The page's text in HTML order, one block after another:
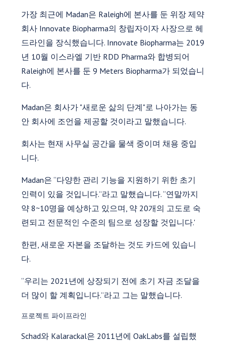
가장 최근에 Madan은 Raleigh에 본사를 둔 위장 제약
회사 Innovate Biopharma의 창립자이자 사장으로 헤
드라인을 장식했습니다. Innovate Biopharma는 2019
년 10월 이스라엘 기반 RDD Pharma와 합병되어
Raleigh에 본사를 둔 9 Meters Biopharma가 되었습니
다.
Madan은 회사가 "새로운 삶의 단계"로 나아가는 동
안 회사에 조언을 제공할 것이라고 말했습니다.
회사는 현재 사무실 공간을 물색 중이며 채용 중입
니다.
Madan은 “다양한 관리 기능을 지원하기 위한 초기
인력이 있을 것입니다.”라고 말했습니다. “연말까지
약 8~10명을 예상하고 있으며, 약 20개의 고도로 숙
련되고 전문적인 수준의 팀으로 성장할 것입니다.'
한편, 새로운 자본을 조달하는 것도 카드에 있습니
다.
“우리는 2021년에 상장되기 전에 초기 자금 조달을
더 많이 할 계획입니다.”라고 그는 말했습니다.
프로젝트 파이프라인
Schad와 Kalarackal은 2011년에 OakLabs를 설립했